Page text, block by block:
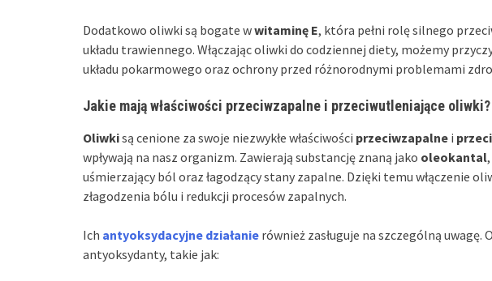
Dodatkowo oliwki są bogate wwitaminę E, która pełni rolę silnego
układu trawiennego. Włączając oliwki do codziennej diety, możemy
układu pokarmowego oraz ochrony przed różnorodnymi problemami
Jakie mają właściwości przeciwzapalne i przeciwutleniające oliwki?
Oliwkisą cenione za swoje niezwykłe właściwości przeciwzapalne i
wpływają na nasz organizm. Zawierają substancję znaną jako oleokantal
uśmierzający ból oraz łagodzący stany zapalne. Dzięki temu włączenie
złagodzenia bólu i redukcji procesów zapalnych.
Ich antyoksydacyjne działanie również zasługuje na szczególną
antyoksydanty, takie jak: